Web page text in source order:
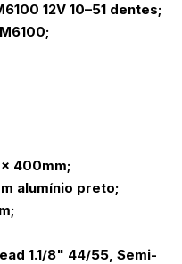
12V 10–51 dentes;
x 400mm;
alumínio preto;
1.1/8" 44/55, Semi-